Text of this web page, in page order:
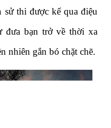
sử thi được kể qua điệu
đưa bạn trở về thời xa
nhiên gắn bó chặt chẽ.